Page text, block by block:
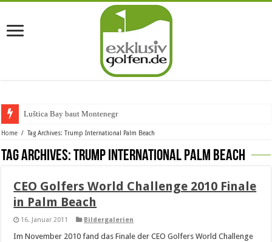
Luštica Bay baut Montenegros e
Home / Tag Archives: Trump International Palm Beach
Tag Archives:Trump International Palm Beach
CEO Golfers World Challenge 2010 Finale
in Palm Beach
16. Januar 2011 Bildergalerien
Im November 2010 fand das Finale der CEO Golfers World Challenge